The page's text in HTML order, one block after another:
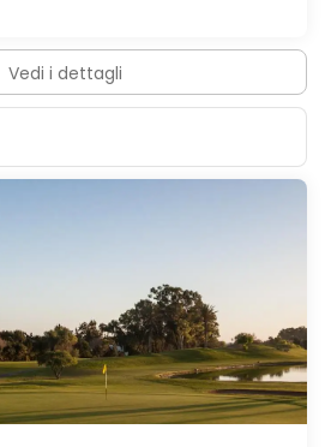
Vedi i dettagli